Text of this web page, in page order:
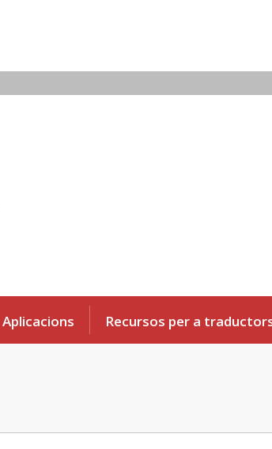
Aplicacions Recursos per a